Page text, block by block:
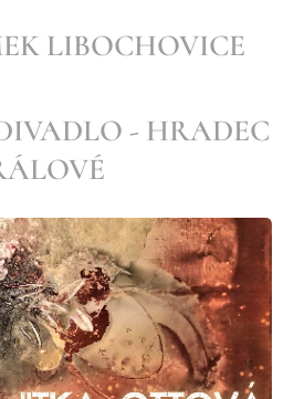
LIBOCHOVICE
- HRADEC